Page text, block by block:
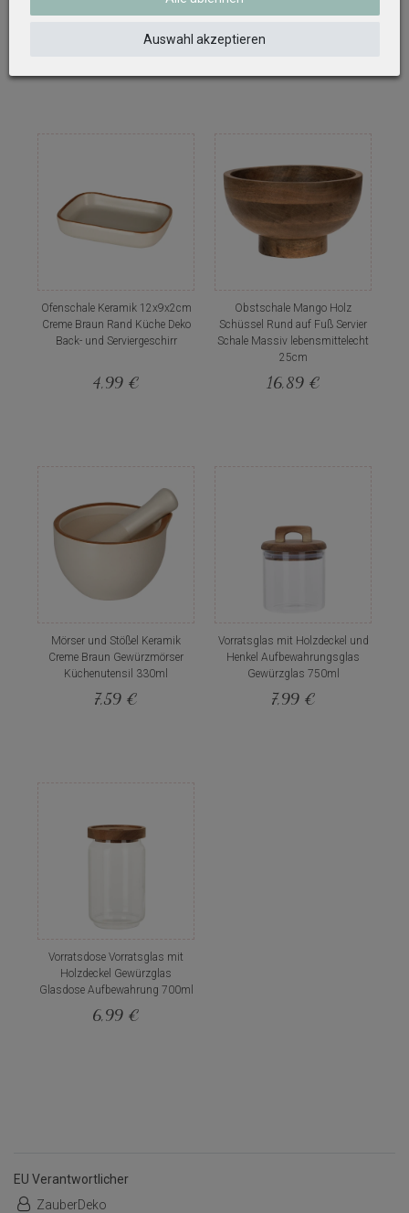
10,99 €
Ofenschale Keramik 12x9x2cm
Creme Braun Rand Küche Deko
Back- und Serviergeschirr
4,99 €
Obstschale Mango Holz
Schüssel Rund auf Fuß Servier
Schale Massiv lebensmittelecht
25cm
16,89 €
Mörser und Stößel Keramik
Creme Braun Gewürzmörser
Küchenutensil 330ml
7,59 €
Vorratsglas mit Holzdeckel und
Henkel Aufbewahrungsglas
Gewürzglas 750ml
7,99 €
Vorratsdose Vorratsglas mit
Holzdeckel Gewürzglas
Glasdose Aufbewahrung 700ml
6,99 €
EU Verantwortlicher
ZauberDeko
Auswahl akzeptieren